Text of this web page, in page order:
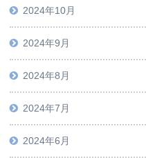
2024年10月
2024年9月
2024年8月
2024年7月
2024年6月